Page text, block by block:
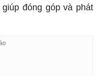
đóng góp và phát